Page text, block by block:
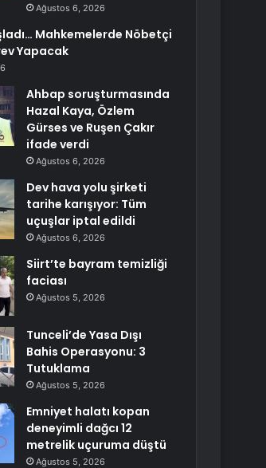
Ağustos 6, 2026
Mahkemelerde Nöbetçi
Yapacak
Ahbap soruşturmasında
Hazal Kaya, Özlem
Gürses ve Ruşen Çakır
ifade verdi
Ağustos 6, 2026
Dev hava yolu şirketi
tarihe karışıyor: Tüm
uçuşlar iptal edildi
Ağustos 6, 2026
Siirt’te bayram temizliği
faciası
Ağustos 5, 2026
Tunceli’de Yasa Dışı
Bahis Operasyonu: 3
Tutuklama
Ağustos 5, 2026
Emniyet halatı kopan
deneyimli dağcı 12
metrelik uçuruma düştü
Ağustos 5, 2026